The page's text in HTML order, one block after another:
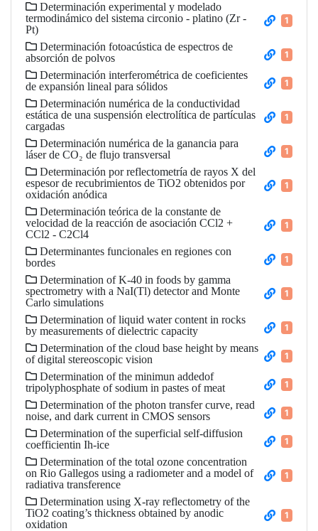
Determinación experimental y modelado
termodinámico del sistema circonio - platino (Zr -
Pt)
1
Determinación fotoacústica de espectros de
absorción de polvos
1
Determinación interferométrica de coeficientes
de expansión lineal para sólidos
1
Determinación numérica de la conductividad
estática de una suspensión electrolítica de partículas
cargadas
1
Determinación numérica de la ganancia para
láser de CO₂ de flujo transversal
1
Determinación por reflectometría de rayos X del
espesor de recubrimientos de TiO2 obtenidos por
oxidación anódica
1
Determinación teórica de la constante de
velocidad de la reacción de asociación CCl2 +
CCl2 - C2Cl4
1
Determinantes funcionales en regiones con
bordes
1
Determination of K-40 in foods by gamma
spectrometry with a NaI(Tl) detector and Monte
Carlo simulations
1
Determination of liquid water content in rocks
by measurements of dielectric capacity
1
Determination of the cloud base height by means
of digital stereoscopic vision
1
Determination of the minimun addedof
tripolyphosphate of sodium in pastes of meat
1
Determination of the photon transfer curve, read
noise, and dark current in CMOS sensors
1
Determination of the superficial self-diffusion
coefficientin Ih-ice
1
Determination of the total ozone concentration
on Rio Gallegos using a radiometer and a model of
radiativa transference
1
Determination using X-ray reflectometry of the
TiO2 coating’s thickness obtained by anodic
oxidation
1